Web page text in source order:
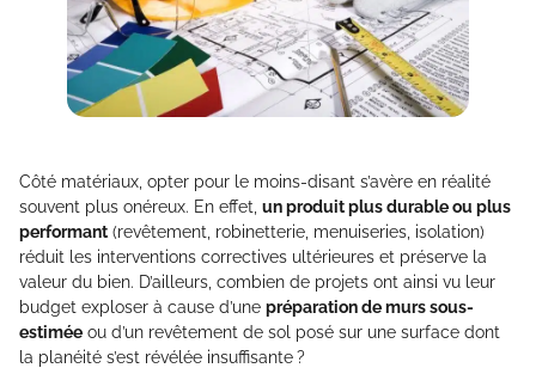
Côté matériaux, opter pour le moins-disant s’avère en réalité
souvent plus onéreux. En effet, un produit plus durable ou plus
performant (revêtement, robinetterie, menuiseries, isolation)
réduit les interventions correctives ultérieures et préserve la
valeur du bien. D’ailleurs, combien de projets ont ainsi vu leur
budget exploser à cause d’une préparation de murs sous-
estimée ou d’un revêtement de sol posé sur une surface dont
la planéité s’est révélée insuffisante ?